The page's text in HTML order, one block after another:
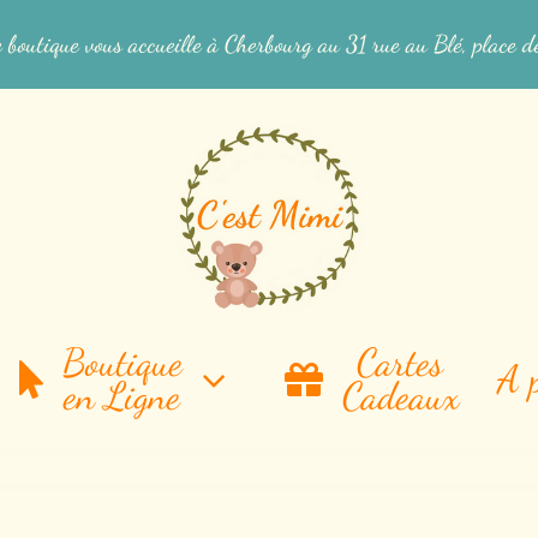
boutique vous accueille à Cherbourg au 31 rue au Blé, place
Boutique
en Ligne
Cartes
Cadeaux A